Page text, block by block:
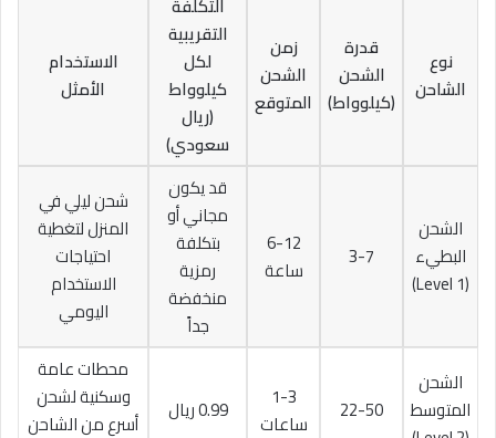
نوع
الشاحن
قدرة
الشحن
(كيلوواط)
زمن
الشحن
المتوقع
التقريبية
لكل
كيلوواط
(ريال
سعودي)
الاستخدام
الأمثل
الشحن
البطيء
(Level 1)
3-7
6-12
ساعة
قد يكون
مجاني أو
بتكلفة
رمزية
منخفضة
جداً
شحن ليلي في
المنزل لتغطية
احتياجات
الاستخدام
اليومي
الشحن
المتوسط
22-50
1-3
ساعات
0.99 ريال
محطات عامة
وسكنية لشحن
أسرع من الشاحن